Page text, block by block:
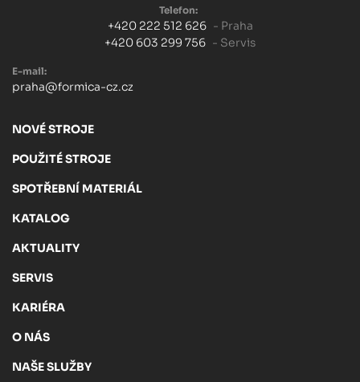
Telefon:
+420 222 512 626 - Praha
+420 603 299 756 - Servis
E-mail:
praha@formica-cz.cz
NOVÉ STROJE
POUŽITÉ STROJE
SPOTŘEBNÍ MATERIÁL
KATALOG
AKTUALITY
SERVIS
KARIÉRA
O NÁS
NAŠE SLUŽBY